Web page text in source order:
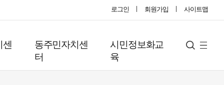
로그인 회원가입 사이트맵
동주민자치센
터
시민정보화교
육
검
사
트